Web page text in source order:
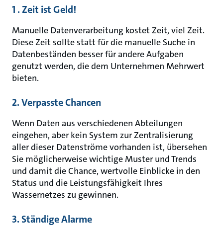
1 . Zeit ist Geld!
Manuelle Datenverarbeitung kostet Zeit, viel Zeit.
Diese Zeit sollte statt für die manuelle Suche in
Datenbeständen besser für andere Aufgaben
genutzt werden, die dem Unternehmen Mehrwert
bieten.
2. Verpasste Chancen
Wenn Daten aus verschiedenen Abteilungen
eingehen, aber kein System zur Zentralisierung
aller dieser Datenströme vorhanden ist, übersehen
Sie möglicherweise wichtige Muster und Trends
und damit die Chance, wertvolle Einblicke in den
Status und die Leistungsfähigkeit Ihres
Wassernetzes zu gewinnen.
3. Ständige Alarme